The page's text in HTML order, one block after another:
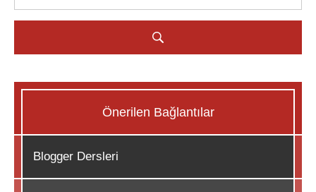
Önerilen Bağlantılar
Blogger Dersleri